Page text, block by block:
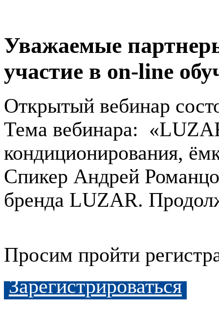
Уважаемые
участие в on-line
Открытый вебинар
Тема вебинара:
кондиционирования,
Спикер Андрей
бренда LUZAR.
Просим пройти
Зарегистрироваться